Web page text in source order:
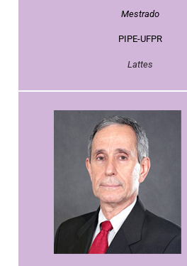
Mestrado
PIPE-UFPR
Lattes